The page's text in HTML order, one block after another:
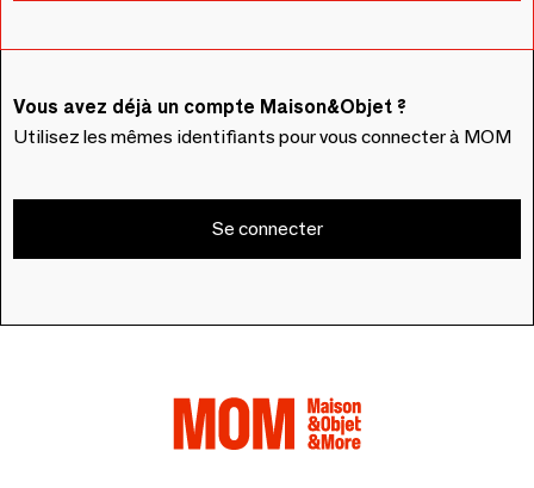
Vous avez déjà un compte Maison&Objet ?
Utilisez les mêmes identifiants pour vous connecter à MOM
Se connecter